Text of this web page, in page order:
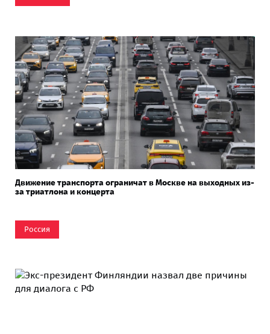
Движение транспорта ограничат в Москве на выходных из-
за триатлона и концерта
Россия